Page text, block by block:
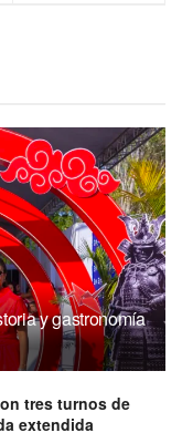
y gastronomía
tres turnos de
extendida